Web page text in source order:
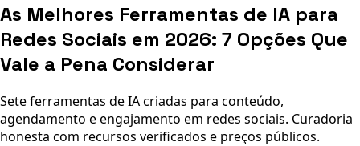
As Melhores Ferramentas de IA para
Redes Sociais em 2026: 7 Opções Que
Vale a Pena Considerar
Sete ferramentas de IA criadas para conteúdo,
agendamento e engajamento em redes sociais. Curadoria
honesta com recursos verificados e preços públicos.